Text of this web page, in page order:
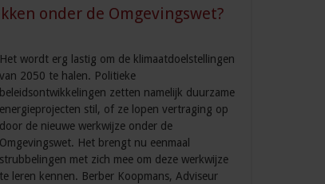
onder de Omgevingswet?
Het wordt erg lastig om de klimaatdoelstellingen
van 2050 te halen. Politieke
beleidsontwikkelingen zetten namelijk duurzame
energieprojecten stil, of ze lopen vertraging op
door de nieuwe werkwijze onder de
Omgevingswet. Het brengt nu eenmaal
strubbelingen met zich mee om deze werkwijze
te leren kennen. Berber Koopmans, Adviseur